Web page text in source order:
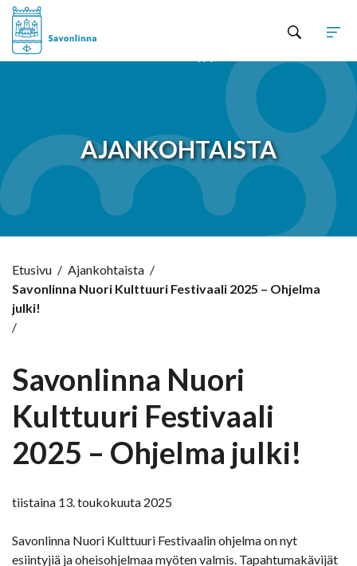
AJANKOHTAISTA
Etusivu / Ajankohtaista /
Savonlinna Nuori Kulttuuri Festivaali 2025 – Ohjelma
julki!
/
Savonlinna Nuori
Kulttuuri Festivaali
2025 – Ohjelma julki!
tiistaina 13. toukokuuta 2025
Savonlinna Nuori Kulttuuri Festivaalin ohjelma on nyt
esiintyjiä ja oheisohjelmaa myöten valmis. Tapahtumakävijät